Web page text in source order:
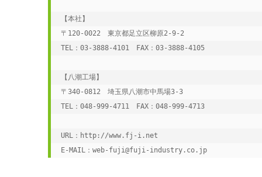
【本社】
〒120-0022　東京都足立区柳原2-9-2
TEL：03-3888-4101　FAX：03-3888-4105
【八潮工場】
〒340-0812　埼玉県八潮市中馬場3-3
TEL：048-999-4711　FAX：048-999-4713
URL：http://www.fj-i.net
E-MAIL：web-fuji@fuji-industry.co.jp